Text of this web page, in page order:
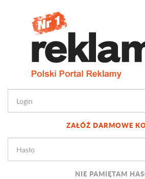
ZAŁÓŻ DARMOWE
NIE PAMIĘTAM